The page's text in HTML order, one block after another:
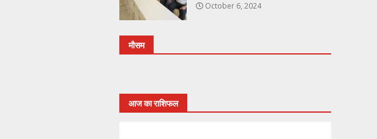
October 6, 2024
मौसम
आज का राशिफल